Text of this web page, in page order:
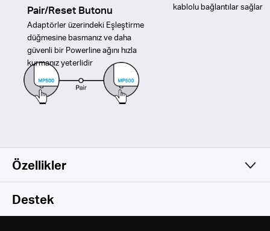
Pair/Reset Butonu
Adaptörler üzerindeki Eşleştirme
düğmesine basmanız ve daha
güvenli bir Powerline ağını hızla
kurmanız yeterlidir
kablolu bağlantılar sağlar
Özellikler
Software
Destek